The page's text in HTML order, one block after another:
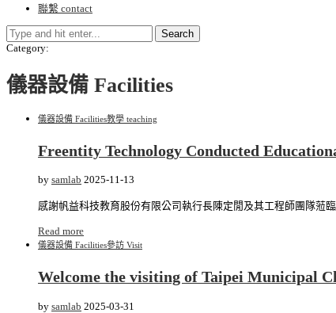
聯繫 contact
Search
Category:
儀器設備 Facilities
儀器設備 Facilities教學 teaching
Freentity Technology Conducted
by samlab 2025-11-13
感謝帆益科技教育股份有限公司執行長陳定閒及其工程師團隊蒞
Read more
儀器設備 Facilities參訪 Visit
Welcome the visiting of Taipei Municipal
by samlab 2025-03-31